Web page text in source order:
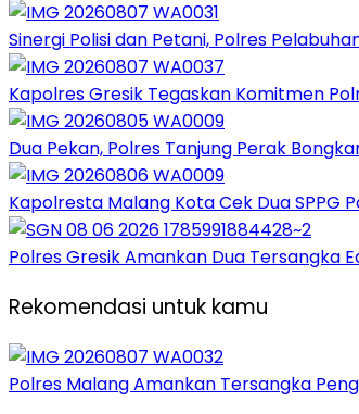
Sinergi Polisi dan Petani, Polres
Kapolres Gresik Tegaskan Komitmen
Dua Pekan, Polres Tanjung Perak
Kapolresta Malang Kota Cek Dua SPPG
Polres Gresik Amankan Dua Tersangka
Rekomendasi untuk kamu
Polres Malang Amankan Tersangka